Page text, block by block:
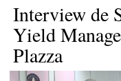
Interview de
Yield
Plazza